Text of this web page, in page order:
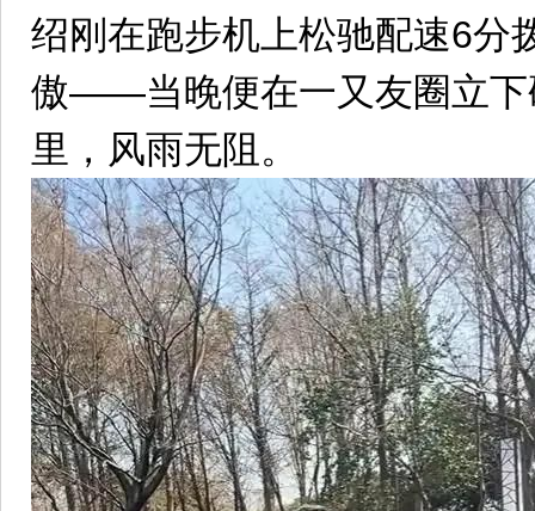
绍刚在跑步机上松驰配速6分
傲——当晚便在一又友圈立下
里，风雨无阻。